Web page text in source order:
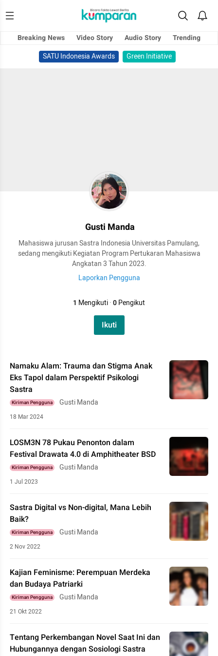
Breaking News Video Story Audio Story
Trending
SATU Indonesia Awards
Green Initiative
Gusti Manda
Mahasiswa jurusan Sastra Indonesia Universitas Pamulang,
sedang mengikuti Kegiatan Program Pertukaran Mahasiswa
Angkatan 3 Tahun 2023.
Laporkan Pengguna
1 Mengikuti·0Pengikut
Ikuti
Namaku Alam: Trauma dan Stigma Anak
Eks Tapol dalam Perspektif Psikologi
Sastra
Kiriman Pengguna Gusti Manda
18 Mar 2024
LOSM3N 78 Pukau Penonton dalam
Festival Drawata 4.0 di Amphitheater BSD
Kiriman Pengguna Gusti Manda
1 Jul 2023
Sastra Digital vs Non-digital, Mana Lebih
Baik?
Kiriman Pengguna Gusti Manda
2 Nov 2022
Kajian Feminisme: Perempuan Merdeka
dan Budaya Patriarki
Kiriman Pengguna Gusti Manda
21 Okt 2022
Tentang Perkembangan Novel Saat Ini dan
Hubungannya dengan Sosiologi Sastra